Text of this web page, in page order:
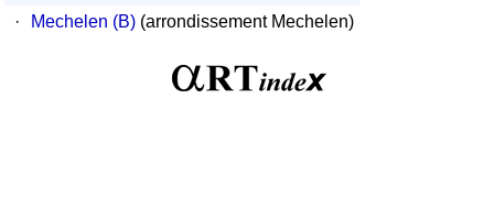
·
Mechelen (B) (arrondissement Mechelen)